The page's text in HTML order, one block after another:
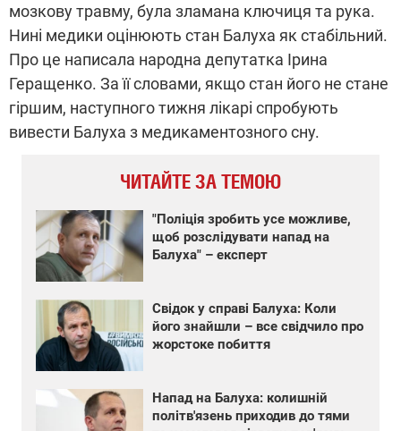
мозкову травму, була зламана ключиця та рука.
Нині медики оцінюють стан Балуха як стабільний.
Про це написала народна депутатка Ірина
Геращенко. За її словами, якщо стан його не стане
гіршим, наступного тижня лікарі спробують
вивести Балуха з медикаментозного сну.
ЧИТАЙТЕ ЗА ТЕМОЮ
"Поліція зробить усе можливе,
щоб розслідувати напад на
Балуха" – експерт
Свідок у справі Балуха: Коли
його знайшли – все свідчило про
жорстоке побиття
Напад на Балуха: колишній
політв'язень приходив до тями